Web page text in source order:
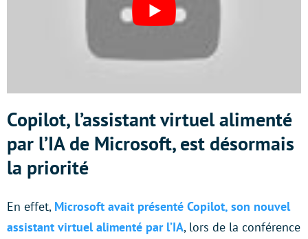
Copilot, l’assistant virtuel alimenté
par l’IA de Microsoft, est désormais
la priorité
En effet, Microsoft avait présenté Copilot, son nouvel
assistant virtuel alimenté par l’IA, lors de la conférence